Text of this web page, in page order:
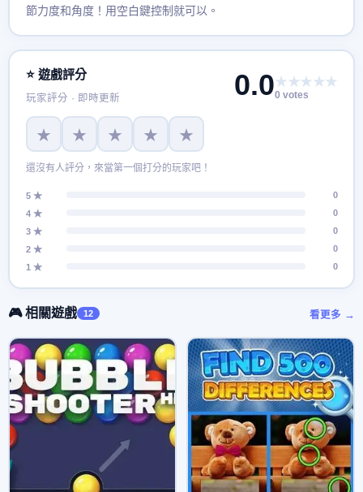
節力度和角度！用空白鍵控制就可以。
⭐ 遊戲評分
玩家評分 · 即時更新 0.0★★★★★
0 votes
★ ★ ★ ★ ★
還沒有人評分，來當第一個打分的玩家吧！
5 ★
0
4 ★
0
3 ★
0
2 ★
0
1 ★
0
🎮 相關遊戲 12 看更多 →